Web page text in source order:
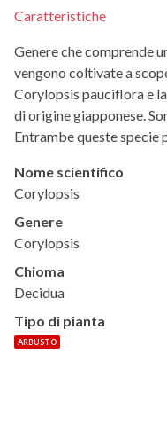
Caratteristiche
Genere che comprende
vengono coltivate a
Corylopsis pauciflora e
di origine giapponese.
Entrambe queste specie
Nome scientifico
Corylopsis
Genere
Corylopsis
Chioma
Decidua
Tipo di pianta
ARBUSTO